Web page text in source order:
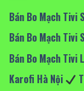
Bán Bo Mạch Tivi
Bán Bo Mạch Tivi
Bán Bo Mạch Tivi
Karofi Hà Nội